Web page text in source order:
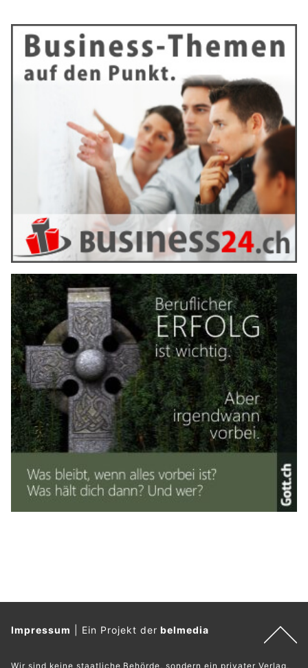
Impressum Ein Projekt derbelmedia
Wir sind keine staatliche Behörde, sondern ein privater Verlag,